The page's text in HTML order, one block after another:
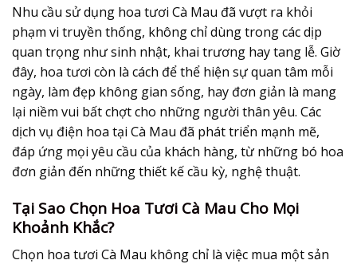
Nhu cầu sử dụng hoa tươi Cà Mau đã vượt ra khỏi
phạm vi truyền thống, không chỉ dùng trong các dịp
quan trọng như sinh nhật, khai trương hay tang lễ. Giờ
đây, hoa tươi còn là cách để thể hiện sự quan tâm mỗi
ngày, làm đẹp không gian sống, hay đơn giản là mang
lại niềm vui bất chợt cho những người thân yêu. Các
dịch vụ điện hoa tại Cà Mau đã phát triển mạnh mẽ,
đáp ứng mọi yêu cầu của khách hàng, từ những bó hoa
đơn giản đến những thiết kế cầu kỳ, nghệ thuật.
Tại Sao Chọn Hoa Tươi Cà Mau Cho Mọi
Khoảnh Khắc?
Chọn hoa tươi Cà Mau không chỉ là việc mua một sản